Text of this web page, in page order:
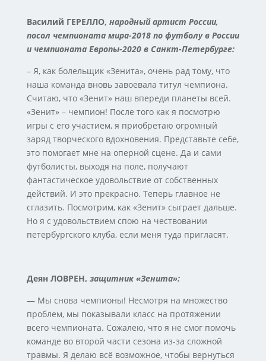
Василий ГЕРЕЛЛО, народный артист России,
посол чемпионата мира-2018 по футболу в России
и чемпионата Европы-2020 в Санкт-Петербурге:
– Я, как болельщик «Зенита», очень рад тому, что
наша команда вновь завоевала титул чемпиона.
Считаю, что «Зенит» наш впереди планеты всей.
«Зенит» – чемпион! После того как я посмотрю
игры с его участием, я приобретаю огромный
заряд творческого вдохновения. Представьте себе,
это помогает мне на оперной сцене. Да и сами
футболисты, выходя на поле, получают
фантастическое удовольствие от собственных
действий. И это прекрасно. Теперь главное не
сглазить. Посмотрим, как «Зенит» сыграет дальше.
Но я с удовольствием спою на чествовании
петербургского клуба, если меня туда пригласят.
Деян ЛОВРЕН, защитник «Зенита»:
— Мы снова чемпионы! Несмотря на множество
проблем, мы показывали класс на протяжении
всего чемпионата. Сожалею, что я не смог помочь
команде во второй части сезона из-за сложной
травмы. Я делаю всё возможное, чтобы вернуться